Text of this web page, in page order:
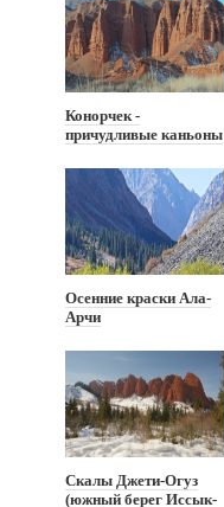
Конорчек -
причудливые каньоны
Осенние краски Ала-
Арчи
Скалы Джети-Огуз
(южный берег Иссык-